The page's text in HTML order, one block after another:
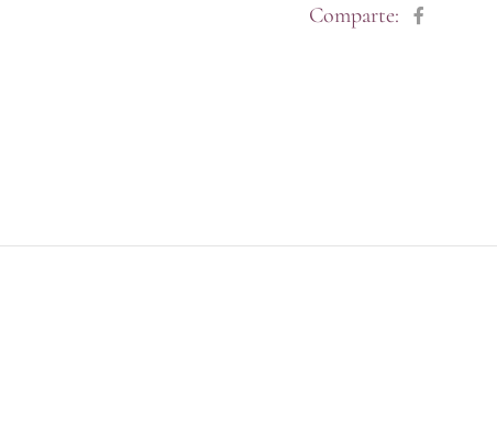
Comparte: